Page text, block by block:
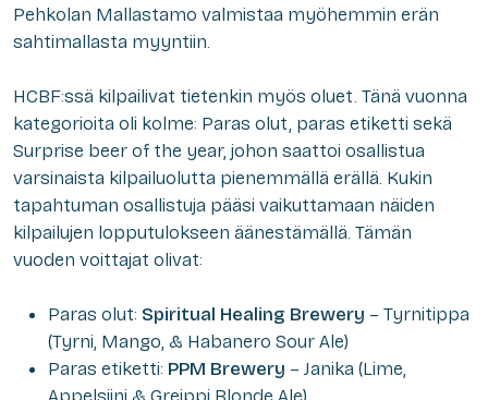
Pehkolan Mallastamo valmistaa myöhemmin erän
sahtimallasta myyntiin.
HCBF:ssä kilpailivat tietenkin myös oluet. Tänä vuonna
kategorioita oli kolme: Paras olut, paras etiketti sekä
Surprise beer of the year, johon saattoi osallistua
varsinaista kilpailuolutta pienemmällä erällä. Kukin
tapahtuman osallistuja pääsi vaikuttamaan näiden
kilpailujen lopputulokseen äänestämällä. Tämän
vuoden voittajat olivat:
Paras olut: Spiritual Healing Brewery – Tyrnitippa
(Tyrni, Mango, & Habanero Sour Ale)
Paras etiketti: PPM Brewery – Janika (Lime,